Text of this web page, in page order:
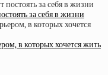
за себя в жизни
в которых хочется жить